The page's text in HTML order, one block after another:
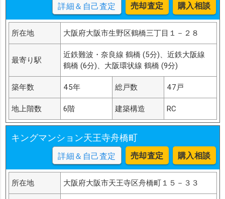
詳細＆自己査定 売却査定 購入相談
所在地 大阪府大阪市生野区鶴橋三丁目１－２８
最寄り駅
近鉄難波・奈良線 鶴橋 (5分)、近鉄大阪線
鶴橋 (6分)、大阪環状線 鶴橋 (9分)
築年数 45年 総戸数 47戸
地上階数 6階 建築構造 RC
キングマンション天王寺舟橋町
詳細＆自己査定 売却査定 購入相談
所在地 大阪府大阪市天王寺区舟橋町１５－３３